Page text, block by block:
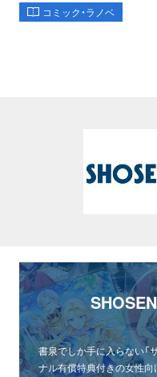
コミック・ラノベ
書泉でしか手に入らない「
ナル有償特典付きの女性向